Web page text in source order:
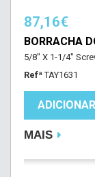
87,16€
BORRACHA
5/8" X 1-1/4"
Refª TAY1631
MAIS